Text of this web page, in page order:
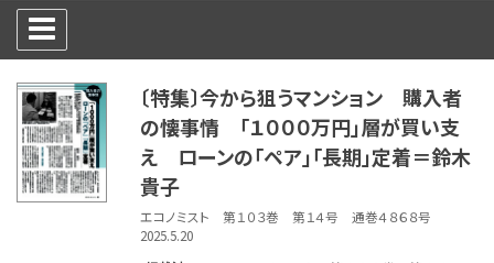
〔特集〕今から狙うマンション 購入者
の懐事情 「１０００万円」層が買い支
え ローンの「ペア」「長期」定着＝鈴木
貴子
エコノミスト 第１０３巻 第１４号 通巻４８６８号
2025.5.20